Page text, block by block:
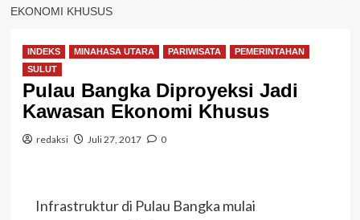
EKONOMI KHUSUS
INDEKS MINAHASA UTARA PARIWISATA
PEMERINTAHAN
SULUT
Pulau Bangka Diproyeksi Jadi
Kawasan Ekonomi Khusus
redaksi Juli 27, 2017 0
Infrastruktur di Pulau Bangka mulai